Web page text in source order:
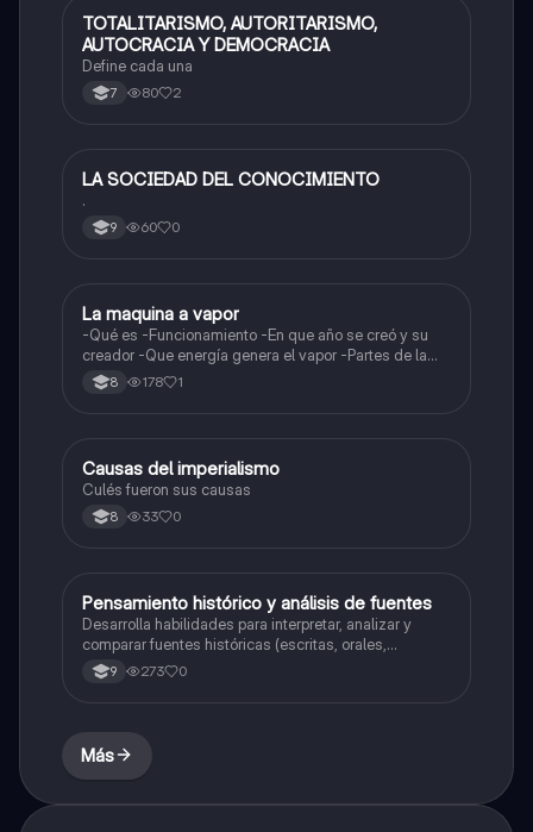
Sociales/Historia
TOTALITARISMO, AUTORITARISMO,
AUTOCRACIA Y DEMOCRACIA
Define cada una
7 80 2
Sociales/Historia
LA SOCIEDAD DEL CONOCIMIENTO
.
9 60 0
Sociales/Historia
La maquina a vapor
-Qué es -Funcionamiento -En que año se creó y su
creador -Que energía genera el vapor -Partes de la
maquina a vapor
8 178 1
Sociales/Historia
Causas del imperialismo
Culés fueron sus causas
8 33 0
Sociales/Historia
Pensamiento histórico y análisis de fuentes
Desarrolla habilidades para interpretar, analizar y
comparar fuentes históricas (escritas, orales,
audiovisuales) con el fin de construir una visión crítica
y argumentada de los procesos del pasado.
9 273 0
Más